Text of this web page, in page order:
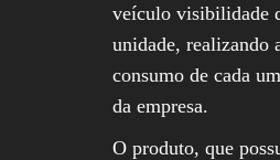
veículo visibilidade
unidade, realizando
consumo de cada
da empresa.
O produto, que